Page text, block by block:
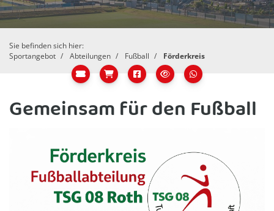
Sie befinden sich hier:
Sportangebot
Abteilungen Fußball Förderkreis
Gemeinsam für den Fußball